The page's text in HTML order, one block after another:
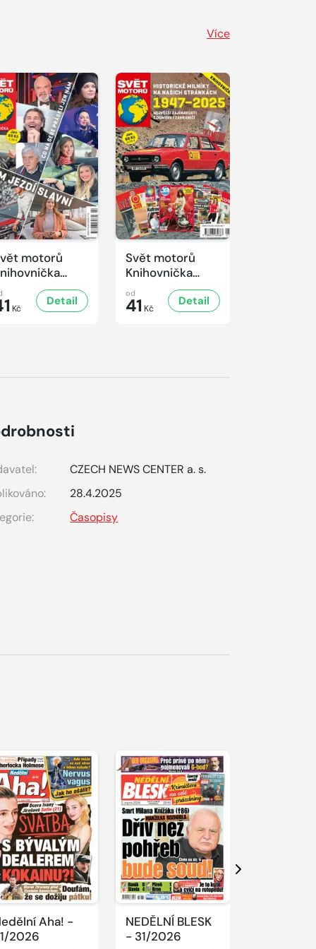
Více
motorů
2/2025
Kč
Detail
Svět motorů
Knihovnička
1/2025
od
41 Kč
Detail
CZECH NEWS CENTER a. s.
28.4.2025
Časopisy
Aha! -
2026
NEDĚLNÍ BLESK
- 31/2026
Další